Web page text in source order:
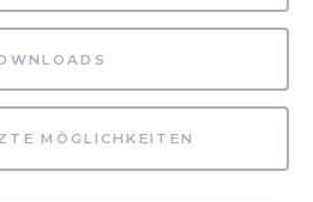
MÖGLICHKEITEN